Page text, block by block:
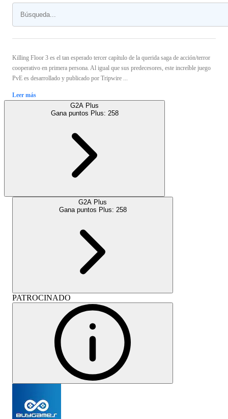
Killing Floor 3 es el tan esperado tercer capítulo de la querida saga de acción/terror
cooperativo en primera persona. Al igual que sus predecesores, este increíble juego
PvE es desarrollado y publicado por Tripwire ...
Leer más
G2A Plus
Gana puntos Plus: 258
G2A Plus
Gana puntos Plus: 258
PATROCINADO